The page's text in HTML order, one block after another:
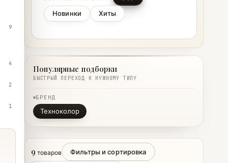
Новинки
Хиты
9
4
2
1
Популярные подборки
БЫСТРЫЙ ПЕРЕХОД К НУЖНОМУ ТИПУ
БРЕНД
Техноколор
9 товаров Фильтры и сортировка